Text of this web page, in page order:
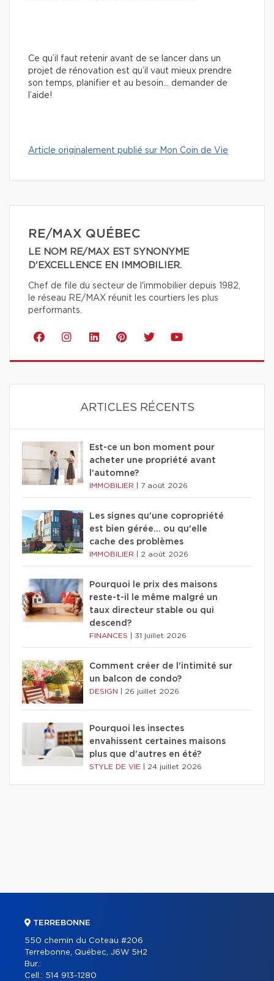
Ce qu’il faut retenir avant de se lancer dans un
projet de rénovation est qu’il vaut mieux prendre
son temps, planifier et au besoin… demander de
l’aide!
Article originalement publié sur Mon Coin de Vie
RE/MAX QUÉBEC
LE NOM RE/MAX EST SYNONYME
D'EXCELLENCE EN IMMOBILIER.
Chef de file du secteur de l'immobilier depuis 1982,
le réseau RE/MAX réunit les courtiers les plus
performants.
ARTICLES RÉCENTS
Est-ce un bon moment pour
acheter une propriété avant
l'automne?
IMMOBILIER 7 août 2026
Les signes qu'une copropriété
est bien gérée… ou qu'elle
cache des problèmes
IMMOBILIER 2 août 2026
Pourquoi le prix des maisons
reste-t-il le même malgré un
taux directeur stable ou qui
descend?
FINANCES 31 juillet 2026
Comment créer de l'intimité sur
un balcon de condo?
DESIGN 26 juillet 2026
Pourquoi les insectes
envahissent certaines maisons
plus que d'autres en été?
STYLE DE VIE 24 juillet 2026
TERREBONNE
550 chemin du Coteau #206
Terrebonne, Québec, J6W 5H2
Bur.:
Cell.: 514 913-1280